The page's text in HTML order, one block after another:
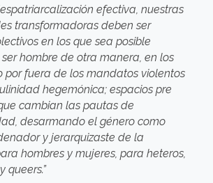
efectiva, nuestras
transformadoras deben ser
en los que sea posible
hombre de otra manera, en los
por fuera de los mandatos violentos
hegemónica; espacios pre
cambian las pautas de
desarmando el género como
y jerarquizaste de la
hombres y mujeres, para heteros,
queers.”